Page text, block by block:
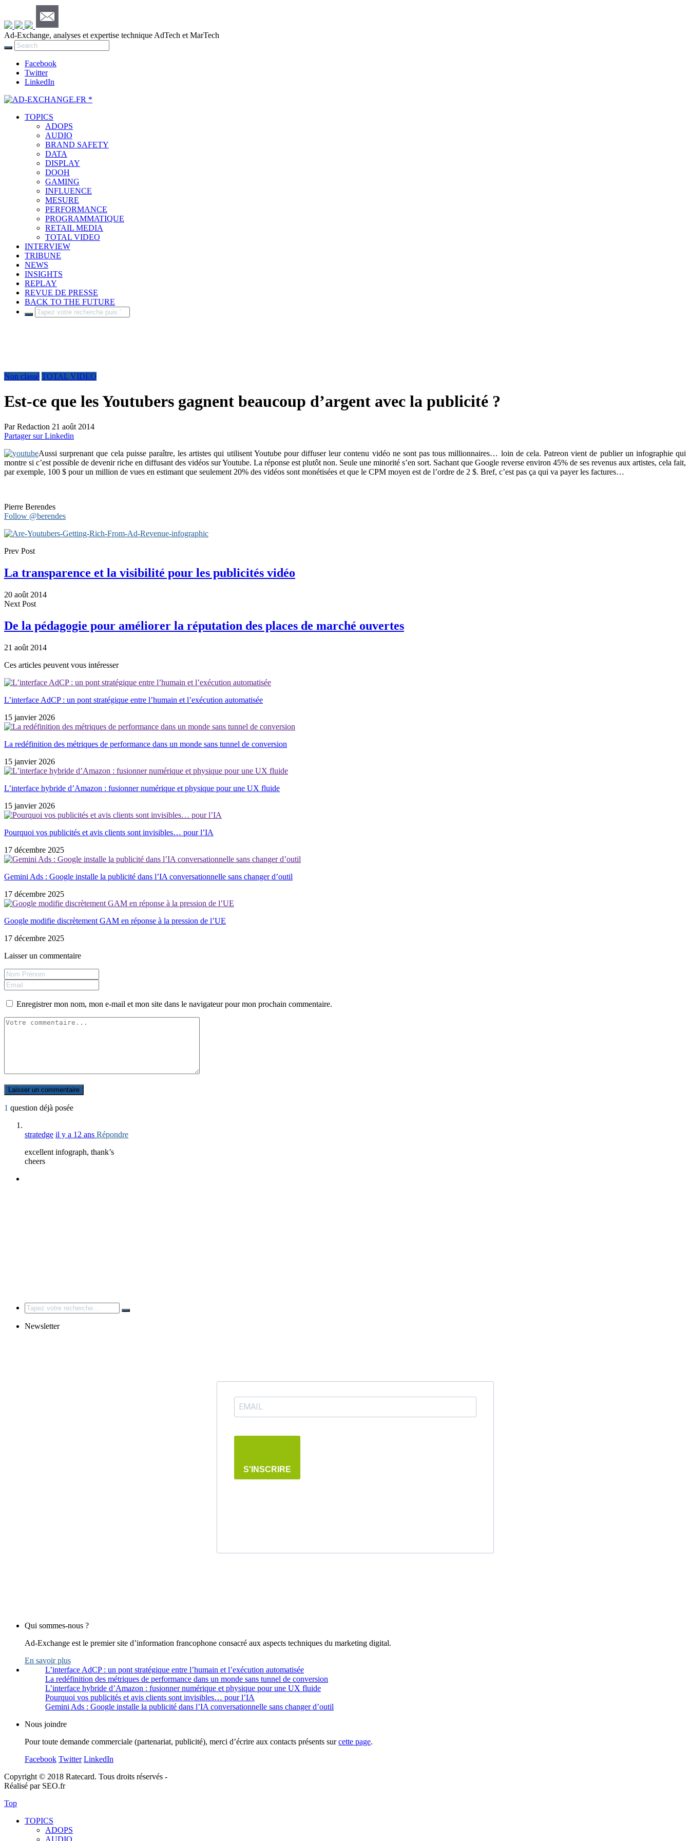
Ad-Exchange, analyses et expertise technique AdTech et MarTech
Facebook
Twitter
LinkedIn
TOPICS
ADOPS
AUDIO
BRAND SAFETY
DATA
DISPLAY
DOOH
GAMING
INFLUENCE
MESURE
PERFORMANCE
PROGRAMMATIQUE
RETAIL MEDIA
TOTAL VIDEO
INTERVIEW
TRIBUNE
NEWS
INSIGHTS
REPLAY
REVUE DE PRESSE
BACK TO THE FUTURE
Non classé TOTAL VIDEO
Est-ce que les Youtubers gagnent beaucoup d’argent avec la publicité ?
ParRedaction 21 août 2014
Partager sur Linkedin
Aussi surprenant que cela puisse paraître, les artistes qui utilisent Youtube pour diffuser leur contenu vidéo ne sont pas tous millionnaires… loin de cela. Patreon vient de publier un infographie qui
montre si c’est possible de devenir riche en diffusant des vidéos sur Youtube. La réponse est plutôt non. Seule une minorité s’en sort. Sachant que Google reverse environ 45% de ses revenus aux artistes, cela fait,
par exemple, 100 $ pour un million de vues en estimant que seulement 20% des vidéos sont monétisées et que le CPM moyen est de l’ordre de 2 $. Bref, c’est pas ça qui va payer les factures…
Pierre Berendes
Follow @berendes
Prev Post
La transparence et la visibilité pour les publicités vidéo
20 août 2014
Next Post
De la pédagogie pour améliorer la réputation des places de marché ouvertes
21 août 2014
Ces articles peuvent vous intéresser
L’interface AdCP : un pont stratégique entre l’humain et l’exécution automatisée
15 janvier 2026
La redéfinition des métriques de performance dans un monde sans tunnel de conversion
15 janvier 2026
L’interface hybride d’Amazon : fusionner numérique et physique pour une UX fluide
15 janvier 2026
Pourquoi vos publicités et avis clients sont invisibles… pour l’IA
17 décembre 2025
Gemini Ads : Google installe la publicité dans l’IA conversationnelle sans changer d’outil
17 décembre 2025
Google modifie discrètement GAM en réponse à la pression de l’UE
17 décembre 2025
Laisser un commentaire
Enregistrer mon nom, mon e-mail et mon site dans le navigateur pour mon prochain commentaire.
1 question déjà posée
stratedge il y a 12 ans Répondre
excellent infograph, thank’s
cheers
Search
for:
Newsletter
S'INSCRIRE
Qui sommes-nous ?
Ad-Exchange est le premier site d’information francophone consacré aux aspects techniques du marketing digital.
En savoir plus
L’interface AdCP : un pont stratégique entre l’humain et l’exécution automatisée
La redéfinition des métriques de performance dans un monde sans tunnel de conversion
L’interface hybride d’Amazon : fusionner numérique et physique pour une UX fluide
Pourquoi vos publicités et avis clients sont invisibles… pour l’IA
Gemini Ads : Google installe la publicité dans l’IA conversationnelle sans changer d’outil
Nous joindre
Pour toute demande commerciale (partenariat, publicité), merci d’écrire aux contacts présents surcette page.
Facebook Twitter LinkedIn
Copyright © 2018 Ratecard. Tous droits réservés -
Réalisé par SEO.fr
Top
TOPICS
ADOPS
AUDIO